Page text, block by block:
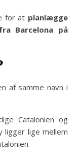
for at planlægge
Barcelona på
af samme navn i
Catalonien og
ligger lige mellem